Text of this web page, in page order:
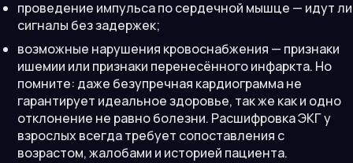
проведение импульса по сердечной мышце — идут ли
сигналы без задержек;
возможные нарушения кровоснабжения — признаки
ишемии или признаки перенесённого инфаркта. Но
помните: даже безупречная кардиограмма не
гарантирует идеальное здоровье, так же как и одно
отклонение не равно болезни. Расшифровка ЭКГ у
взрослых всегда требует сопоставления с
возрастом, жалобами и историей пациента.